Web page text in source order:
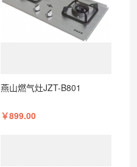
燕山燃气灶JZT-B801
￥899.00